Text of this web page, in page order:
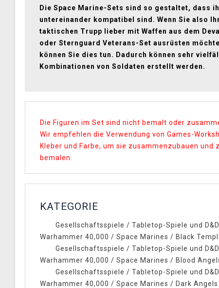
Die Space Marine-Sets sind so gestaltet, dass
untereinander kompatibel sind. Wenn Sie also
taktischen Trupp lieber mit Waffen aus dem
oder Sternguard Veterans-Set ausrüsten
können Sie dies tun. Dadurch können sehr
Kombinationen von Soldaten erstellt werden.
Die Figuren im Set sind nicht bemalt oder
Wir empfehlen die Verwendung von Games-
Kleber und Farbe, um sie zusammenzubauen und
bemalen.
KATEGORIE
Gesellschaftsspiele / Tabletop-Spiele und D&D
Warhammer 40,000 / Space Marines / Black
Gesellschaftsspiele / Tabletop-Spiele und D&D
Warhammer 40,000 / Space Marines / Blood
Gesellschaftsspiele / Tabletop-Spiele und D&D
Warhammer 40,000 / Space Marines / Dark Angels